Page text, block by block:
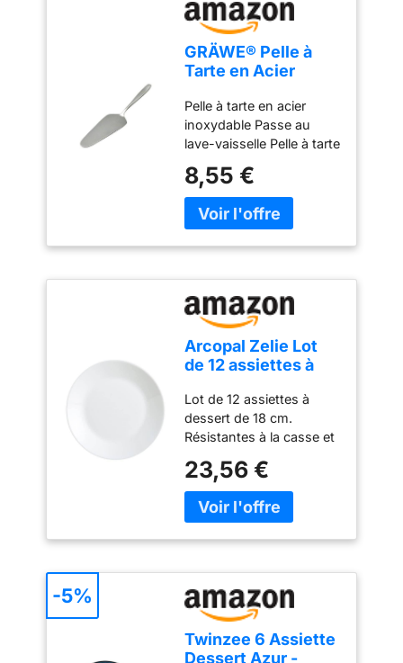
GRÄWE® Pelle à
Tarte en Acier
Königstein
Pelle à tarte en acier
inoxydable Passe au
lave-vaisselle Pelle à tarte
à la main Matériau : acier
inoxydable chromé 18 %
8,55 €
Arcopal Zelie Lot
de 12 assiettes à
opale extra
résistant Blanc 18
cm
Lot de 12 assiettes à
dessert de 18 cm.
Résistantes à la casse et
au lave-vaisselle,
résistantes aux
changements de
Arcopal est une matière
non poreuse qui
empêche les bactéries de
se déposer. Elle est très
facile à nettoyer et
23,56 €
Twinzee 6 Assiette
Dessert Azur -
-5%